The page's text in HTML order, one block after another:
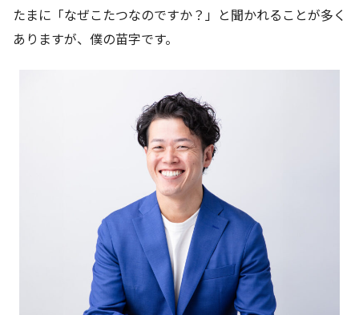
たまに「なぜこたつなのですか？」と聞かれることが多く
ありますが、僕の苗字です。